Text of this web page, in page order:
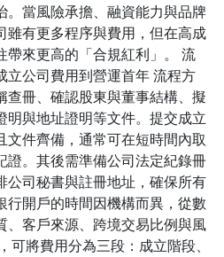
。當風險承擔、融資能力與品牌
雖有更多程序與費用，但在高成
帶來更高的「合規紅利」。 流
立公司費用到營運首年 流程方
查冊、確認股東與董事結構、擬
明與地址證明等文件。提交成立
文件齊備，通常可在短時間內取
證。其後需準備公司法定紀錄冊
公司秘書與註冊地址，確保所有
行開戶的時間因機構而異，從數
、客戶來源、跨境交易比例與風
可將費用分為三段：成立階段、